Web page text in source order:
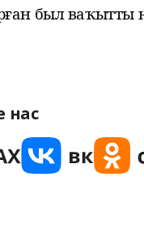
был ваҡытты
нас